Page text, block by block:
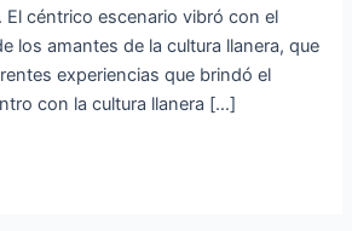
El céntrico escenario vibró con el
los amantes de la cultura llanera, que
experiencias que brindó el
con la cultura llanera […]